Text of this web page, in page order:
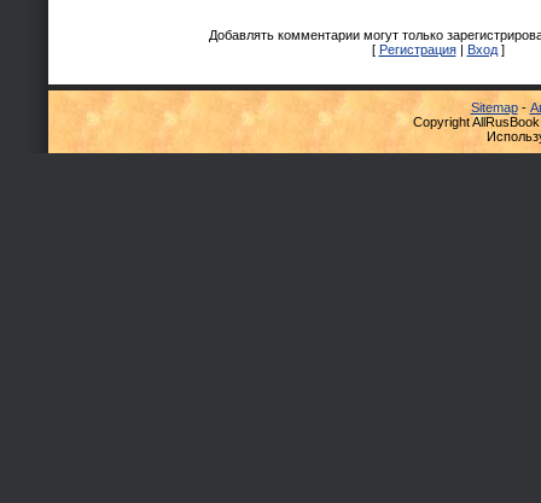
Добавлять комментарии могут только
[ Регистрация| Вход]
Sitemap-
Copyright